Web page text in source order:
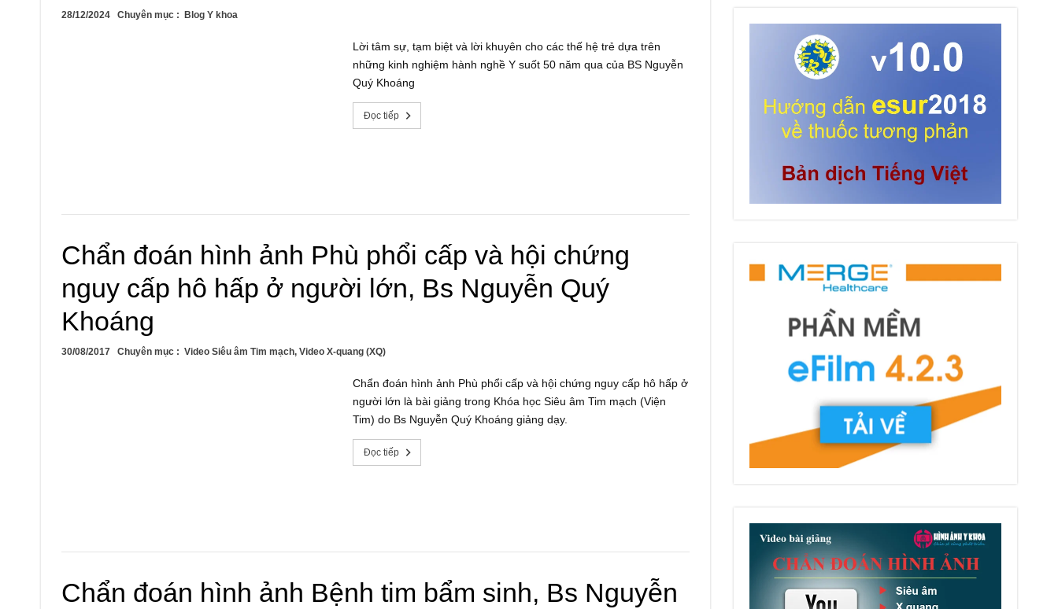
28/12/2024 Chuyên mục : Blog Y khoa
Lời tâm sự, tạm biệt và lời khuyên cho các thế hệ trẻ dựa trên
những kinh nghiệm hành nghề Y suốt 50 năm qua của BS Nguyễn
Quý Khoáng
Đọc tiếp
Chẩn đoán hình ảnh Phù phổi cấp và hội chứng
nguy cấp hô hấp ở người lớn, Bs Nguyễn Quý
Khoáng
30/08/2017 Chuyên mục : Video Siêu âm Tim mạch, Video X-quang (XQ)
Chẩn đoán hình ảnh Phù phổi cấp và hội chứng nguy cấp hô hấp ở
người lớn là bài giảng trong Khóa học Siêu âm Tim mạch (Viện
Tim) do Bs Nguyễn Quý Khoáng giảng dạy.
Đọc tiếp
Chẩn đoán hình ảnh Bệnh tim bẩm sinh, Bs Nguyễn